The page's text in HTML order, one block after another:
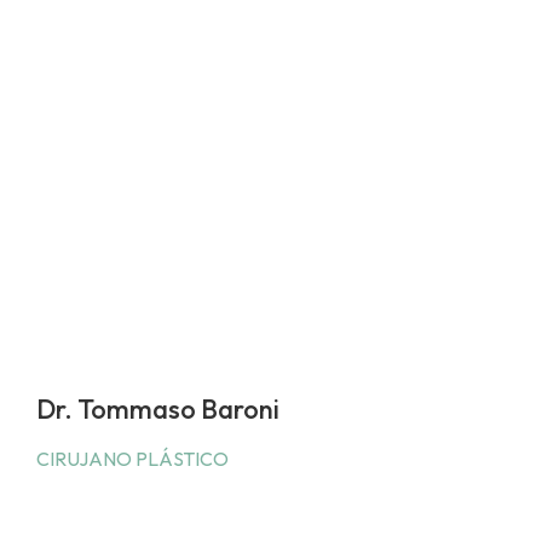
Dr. Tommaso Baroni
CIRUJANO PLÁSTICO